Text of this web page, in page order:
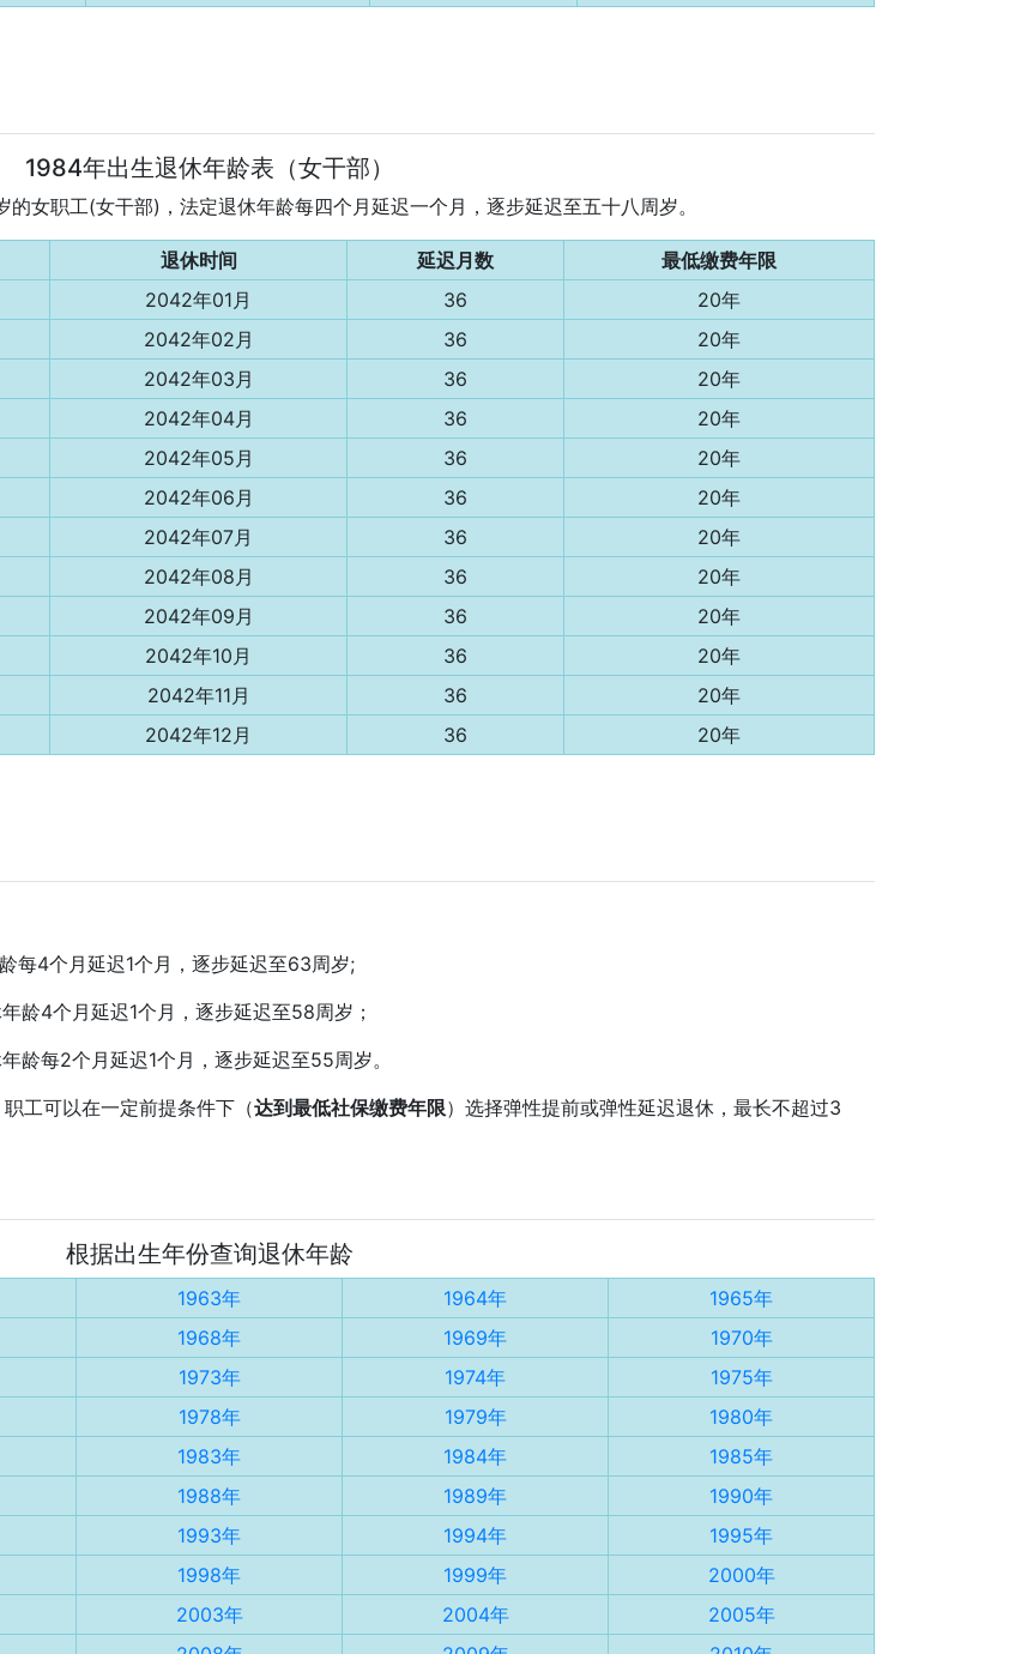
1984年出生退休年龄表（女干部）
女职工(女干部)，法定退休年龄每四个月延迟一个月，逐步延迟至五十八周岁。
退休时间 延迟月数
最低缴费年限
2042年01月 36
20年
2042年02月 36
20年
2042年03月 36
20年
2042年04月 36
20年
2042年05月 36
20年
2042年06月 36
20年
2042年07月 36
20年
2042年08月 36
20年
2042年09月 36
20年
2042年10月 36
20年
2042年11月 36
20年
2042年12月 36 20年
每4个月延迟1个月，逐步延迟至63周岁;
龄4个月延迟1个月，逐步延迟至58周岁；
龄每2个月延迟1个月，逐步延迟至55周岁。
工可以在一定前提条件下（达到最低社保缴费年限）选择弹性提前或弹性延迟退休，最长不超过3
根据出生年份查询退休年龄
1963年 1964年
1965年
1968年 1969年
1970年
1973年 1974年
1975年
1978年 1979年
1980年
1983年 1984年
1985年
1988年 1989年
1990年
1993年 1994年
1995年
1998年 1999年
2000年
2003年 2004年
2005年